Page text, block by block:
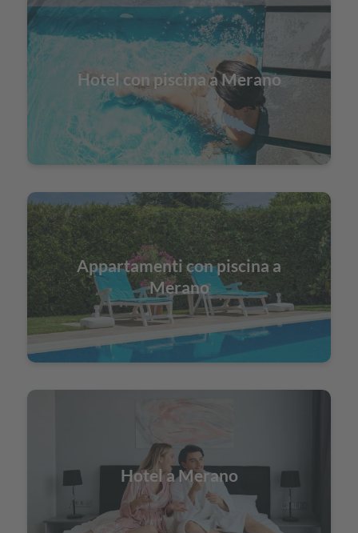
Hotel con piscina a Merano
Appartamenti con piscina a
Merano
Hotel a Merano